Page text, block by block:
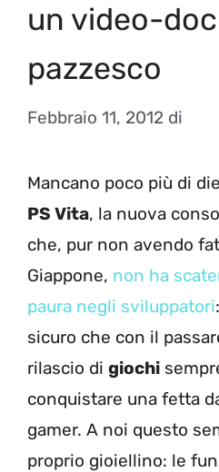
un video-
pazzesco
Febbraio 11, 2012 di
Mancano poco più di
PS Vita, la nuova
che, pur non avendo
Giappone, non ha
paura negli sviluppatori
sicuro che con il
rilascio di giochi
conquistare una fetta
gamer. A noi questo
proprio gioiellino: le